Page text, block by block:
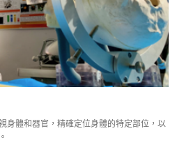
身體和器官，精確定位身體的特定部位，以